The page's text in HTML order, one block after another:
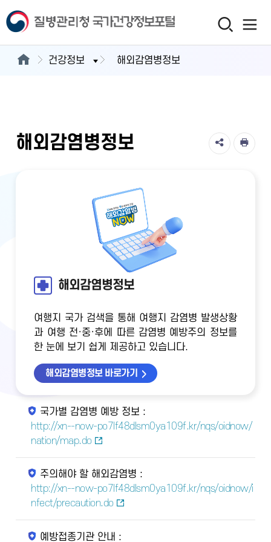
건강정보 해외감염병정보
해외감염병정보
해외감염병정보
여행지 국가 검색을 통해 여행지 감염병 발생상황
과 여행 전·중·후에 따른 감염병 예방주의 정보를
한 눈에 보기 쉽게 제공하고 있습니다.
해외감염병정보 바로가기
국가별 감염병 예방 정보 :
http://xn--now-po7lf48dlsm0ya109f.kr/nqs/oidnow/
nation/map.do
주의해야 할 해외감염병 :
http://xn--now-po7lf48dlsm0ya109f.kr/nqs/oidnow/i
nfect/precaution.do
예방접종기관 안내 :